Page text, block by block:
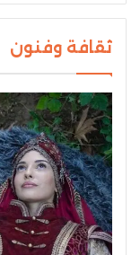
ثقافة وفنون